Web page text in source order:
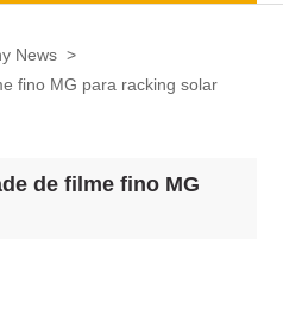
News >
fino MG para racking solar
de filme fino MG